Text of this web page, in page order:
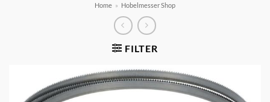
Home » Hobelmesser Shop
FILTER